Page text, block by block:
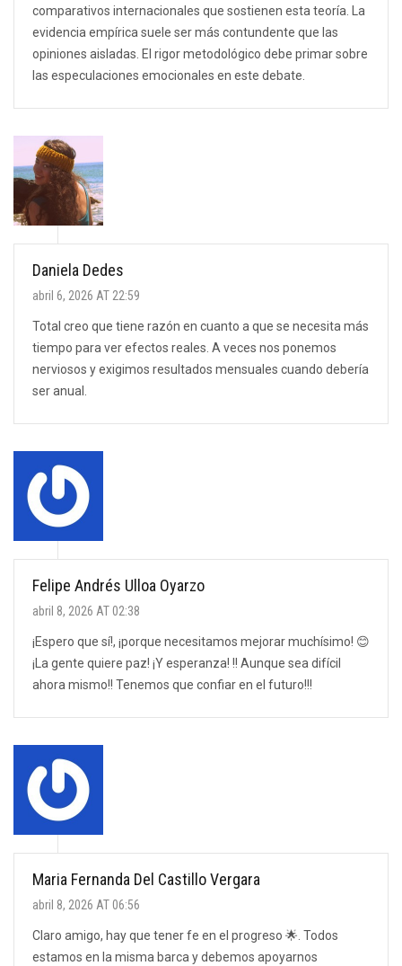
comparativos internacionales que sostienen esta teoría. La
evidencia empírica suele ser más contundente que las
opiniones aisladas. El rigor metodológico debe primar sobre
las especulaciones emocionales en este debate.
Daniela Dedes
abril 6, 2026 AT 22:59
Total creo que tiene razón en cuanto a que se necesita más
tiempo para ver efectos reales. A veces nos ponemos
nerviosos y exigimos resultados mensuales cuando debería
ser anual.
Felipe Andrés Ulloa Oyarzo
abril 8, 2026 AT 02:38
¡Espero que sí!, ¡porque necesitamos mejorar muchísimo! 😊
¡La gente quiere paz! ¡Y esperanza! !! Aunque sea difícil
ahora mismo!! Tenemos que confiar en el futuro!!!
Maria Fernanda Del Castillo Vergara
abril 8, 2026 AT 06:56
Claro amigo, hay que tener fe en el progreso 🌟. Todos
estamos en la misma barca y debemos apoyarnos